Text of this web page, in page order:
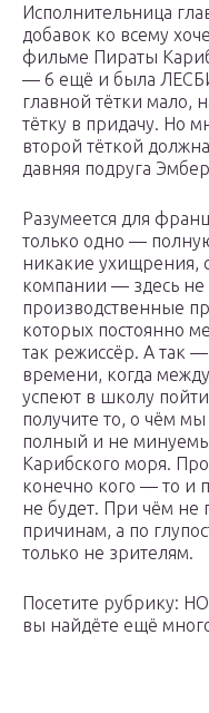
Исполнительница
добавок ко всему
фильме Пираты
— 6 ещё и была
главной тётки мало,
тётку в придачу. Но
второй тёткой
давняя подруга
Разумеется для
только одно —
никакие ухищрения,
компании — здесь не
производственные
которых постоянно
так режиссёр. А так
времени, когда
успеют в школу
получите то, о чём
полный и не
Карибского моря.
конечно кого — то и
не будет. При чём
причинам, а по
только не зрителям.
Посетите рубрику:
вы найдёте ещё